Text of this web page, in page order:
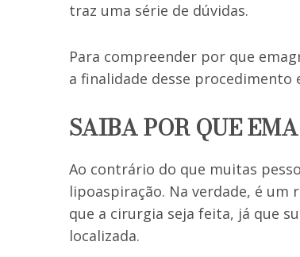
traz uma série de dúvidas.
Para compreender por que
a finalidade desse procedimento
SAIBA POR QUE
Ao contrário do que muitas
lipoaspiração. Na verdade, é
que a cirurgia seja feita, já que
localizada.